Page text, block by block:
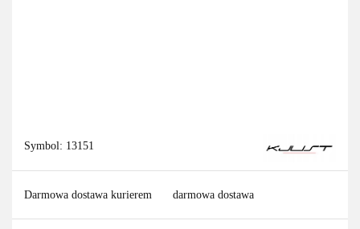
Symbol: 13151
Darmowa dostawa kurierem darmowa dostawa